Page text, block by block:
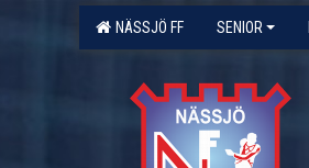
NÄSSJÖ FF SENIOR